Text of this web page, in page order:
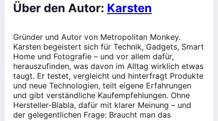
Über den Autor: Karsten
Gründer und Autor von Metropolitan Monkey.
Karsten begeistert sich für Technik, Gadgets, Smart
Home und Fotografie – und vor allem dafür,
herauszufinden, was davon im Alltag wirklich etwas
taugt. Er testet, vergleicht und hinterfragt Produkte
und neue Technologien, teilt eigene Erfahrungen
und gibt verständliche Kaufempfehlungen. Ohne
Hersteller-Blabla, dafür mit klarer Meinung – und
der gelegentlichen Frage: Braucht man das